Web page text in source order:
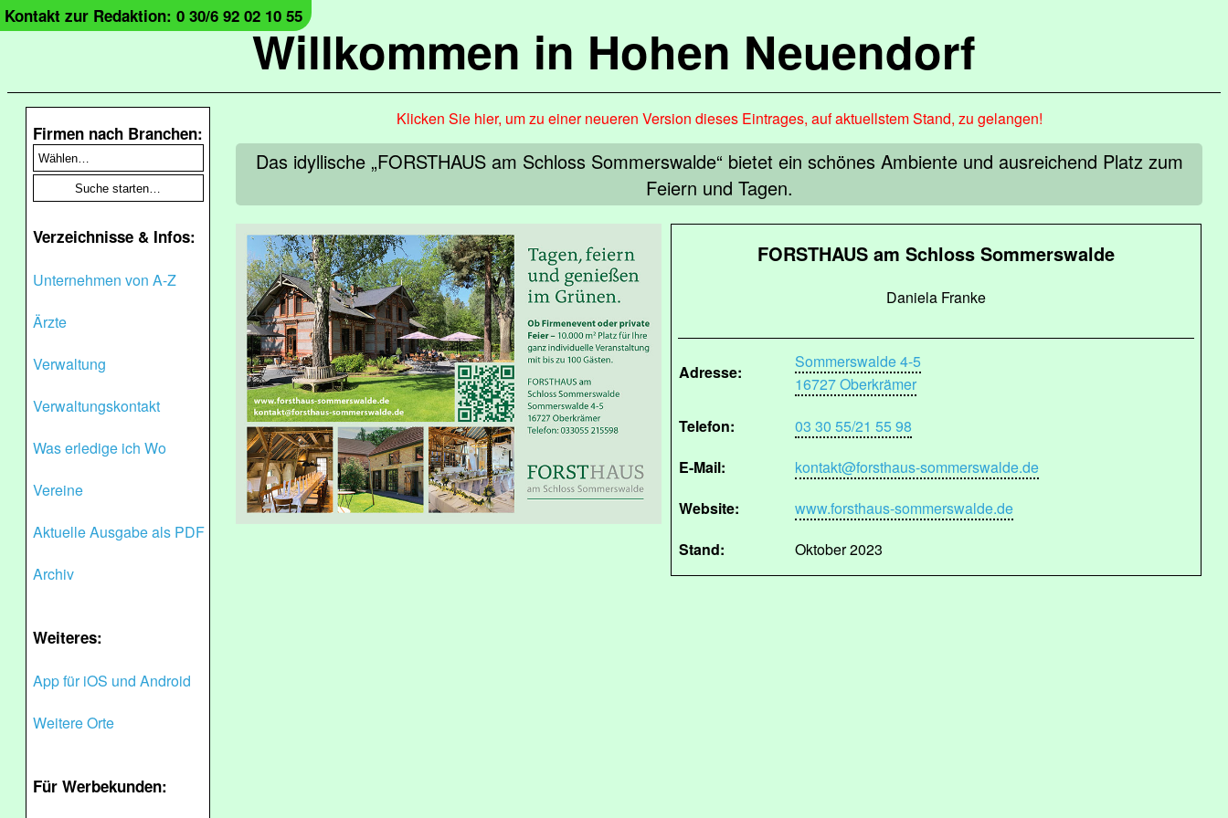
Willkommen in Hohen Neuendorf
Kontakt zur Redaktion: 0 30/6 92 02 10 55
Firmen nach Branchen:
Verzeichnisse & Infos:
Unternehmen von A-Z
Ärzte
Verwaltung
Verwaltungskontakt
Was erledige ich Wo
Vereine
Aktuelle Ausgabe als PDF
Archiv
Weiteres:
App für iOS und Android
Weitere Orte
Für Werbekunden:
Klicken Sie hier, um zu einer neueren Version dieses Eintrages, auf aktuellstem Stand, zu gelangen!
Das idyllische „FORSTHAUS am Schloss Sommerswalde“ bietet ein schönes Ambiente und ausreichend Platz zum
Feiern und Tagen.
FORSTHAUS am Schloss Sommerswalde
Daniela Franke
Adresse:
Sommerswalde 4-5
16727 Oberkrämer
Telefon:
03 30 55/21 55 98
E-Mail:
kontakt@forsthaus-sommerswalde.de
Website:
www.forsthaus-sommerswalde.de
Stand:
Oktober 2023